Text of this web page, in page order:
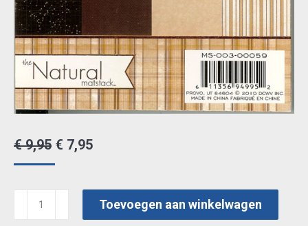
€9,95 Oorspronkelijke
prijs
€ 7,95Huidige
€ 7,95.
blok
Toevoegen aan winkelwagen